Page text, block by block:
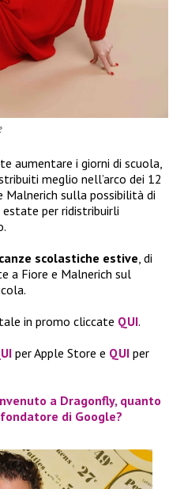
aumentare i giorni di scuola,
meglio nell’arco dei 12
Malnerich sulla possibilità di
estate per ridistribuirli
scolastiche estive, di
a Fiore e Malnerich sul
in promo cliccate QUI.
per Apple Store e QUI per
a Dragonfly, quanto
di Google?